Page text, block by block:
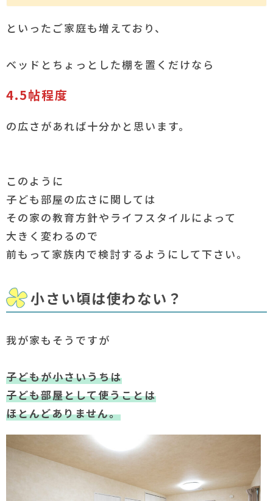
といったご家庭も増えており、
ベッドとちょっとした棚を置くだけなら
4.5帖程度
の広さがあれば十分かと思います。
このように
子ども部屋の広さに関しては
その家の教育方針やライフスタイルによって
大きく変わるので
前もって家族内で検討するようにして下さい。
小さい頃は使わない？
我が家もそうですが
子どもが小さいうちは
子ども部屋として使うことは
ほとんどありません。